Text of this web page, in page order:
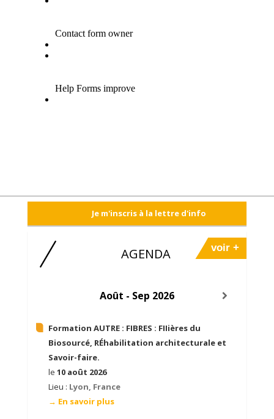
Je m'inscris à la lettre d'info
AGENDA voir +
Août - Sep 2026
Formation AUTRE : FIBRES : FIIières du
Biosourcé, RÉhabilitation architecturale et
Savoir-faire.
le 10 août 2026
Lieu : Lyon, France
→ En savoir plus